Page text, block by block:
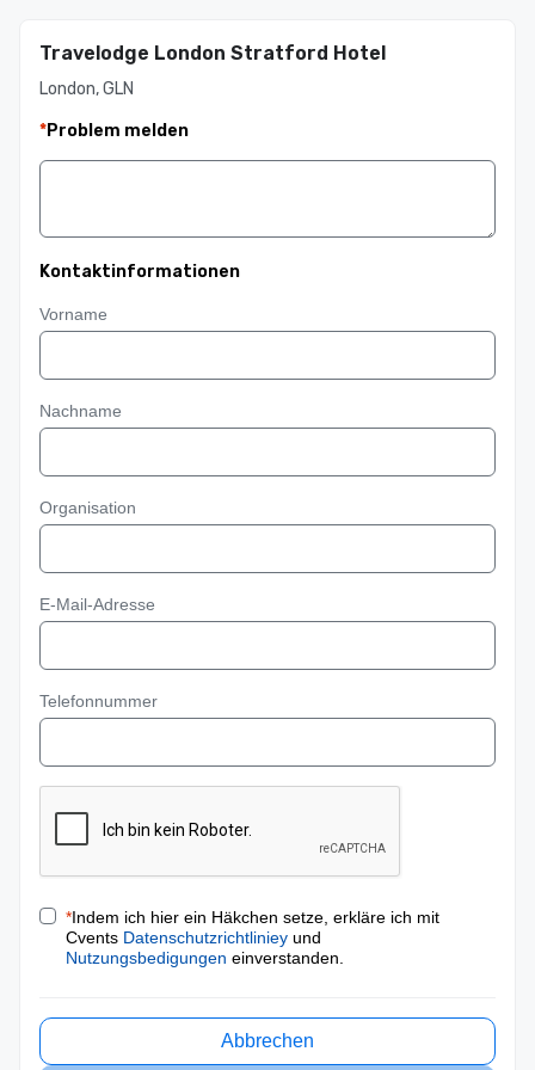
Travelodge London Stratford Hotel
London, GLN
*Problem melden
Kontaktinformationen
Vorname
Nachname
Organisation
E-Mail-Adresse
Telefonnummer
*Indem ich hier ein Häkchen setze, erkläre ich mit
Cvents Datenschutzrichtliniey und
Nutzungsbedigungen einverstanden.
Abbrechen